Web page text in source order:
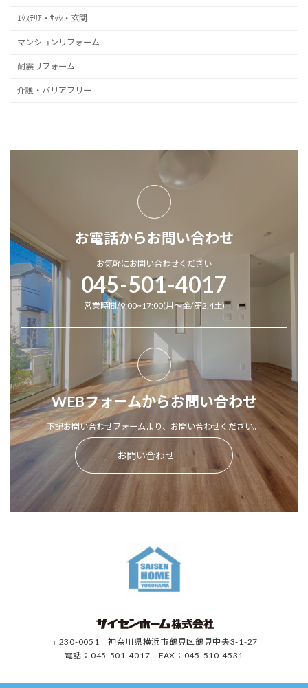
ｴｸｽﾃﾘｱ・ｻｯｼ・玄関
マンションリフォーム
耐震リフォーム
介護・バリアフリー
お電話からお問い合わせ
お気軽にお問い合わせください
045-501-4017
営業時間/9:00~17:00(月～金/第2,4土)
WEBフォームからお問い合わせ
下記お問い合わせフォームより、お問い合わせください。
お問い合わせ
〒230-0051 神奈川県横浜市鶴見区鶴見中央3-1-27
電話：045-501-4017 FAX：045-510-4531